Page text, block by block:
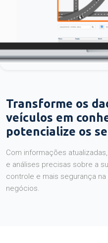
Transforme os
veículos em
potencialize os
Com informações
e análises precisas sobre a
controle e mais segurança
negócios.